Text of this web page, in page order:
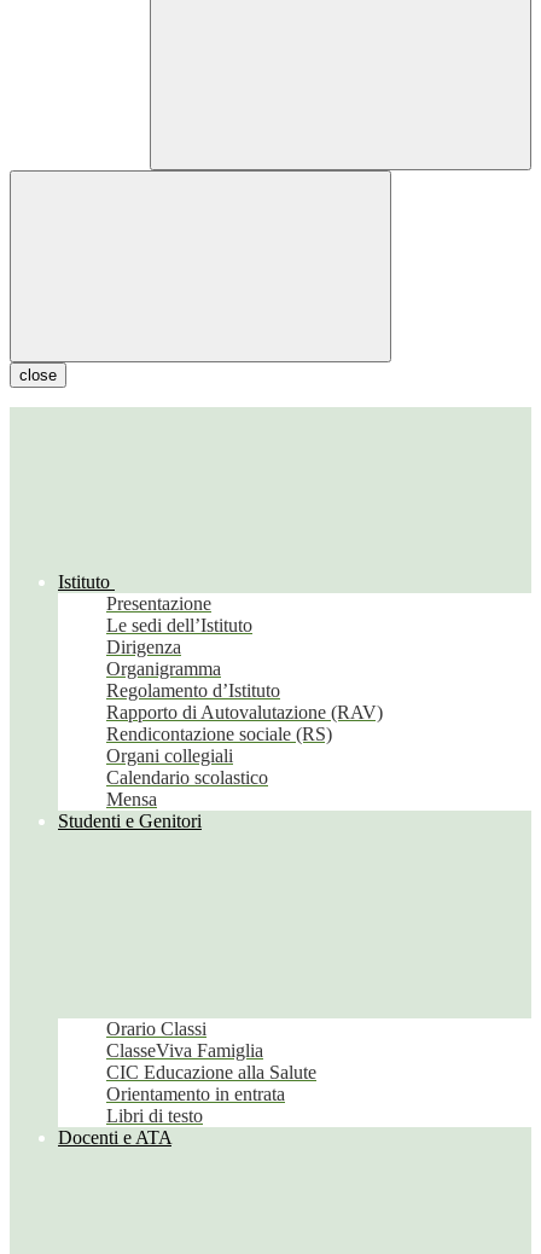
close
Istituto
Presentazione
Le sedi dell’Istituto
Dirigenza
Organigramma
Regolamento d’Istituto
Rapporto di Autovalutazione (RAV)
Rendicontazione sociale (RS)
Organi collegiali
Calendario scolastico
Mensa
Studenti e Genitori
Orario Classi
ClasseViva Famiglia
CIC Educazione alla Salute
Orientamento in entrata
Libri di testo
Docenti e ATA